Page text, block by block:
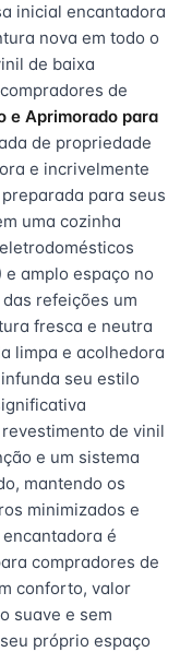
inicial encantadora
nova em todo o
de baixa
de
e Aprimorado para
de propriedade
e incrivelmente
para seus
uma cozinha
amplo espaço no
refeições um
fresca e neutra
limpa e acolhedora
seu estilo
de vinil
e um sistema
mantendo os
minimizados e
é
compradores de
conforto, valor
suave e sem
próprio espaço